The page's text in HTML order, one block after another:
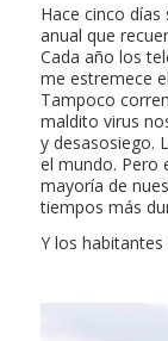
Hace cinco
anual que
Cada año los
me estremece
Tampoco
maldito virus
y desasosiego.
el mundo. Pero
mayoría de
tiempos más
Y los